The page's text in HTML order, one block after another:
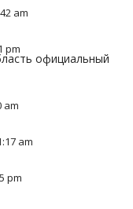
am
pm
официальный
am
am
pm